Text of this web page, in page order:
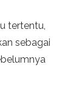
tertentu,
sebagai